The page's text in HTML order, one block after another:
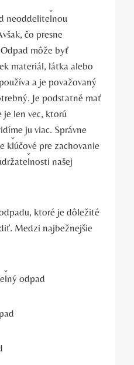
neoddeliteľnou
čo presne
môže byť
materiál, látka alebo
a je považovaný
Je podstatné mať
len vec, ktorú
ju viac. Správne
kľúčové pre zachovanie
našej
ktoré je dôležité
Medzi najbežnejšie
odpad